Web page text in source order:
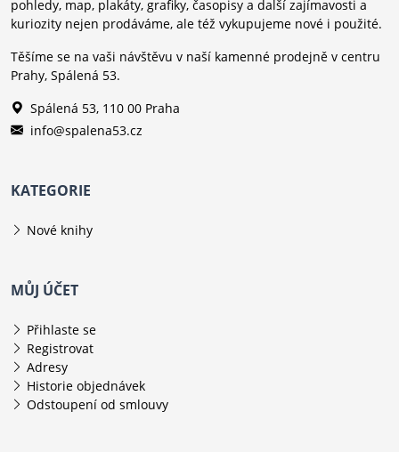
pohledy, map, plakáty, grafiky, časopisy a další zajímavosti a
kuriozity nejen prodáváme, ale též vykupujeme nové i použité.
Těšíme se na vaši návštěvu v naší kamenné prodejně v centru
Prahy, Spálená 53.
Spálená 53, 110 00 Praha
info@spalena53.cz
KATEGORIE
Nové knihy
MŮJ ÚČET
Přihlaste se
Registrovat
Adresy
Historie objednávek
Odstoupení od smlouvy